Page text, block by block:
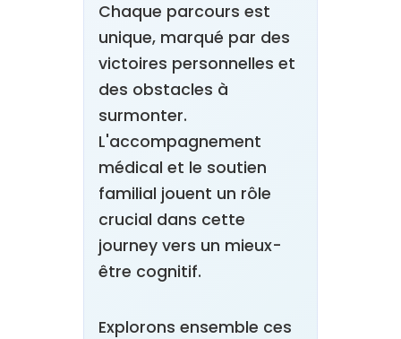
Chaque parcours est
unique, marqué par des
victoires personnelles et
des obstacles à
surmonter.
L'accompagnement
médical et le soutien
familial jouent un rôle
crucial dans cette
journey vers un mieux-
être cognitif.
Explorons ensemble ces